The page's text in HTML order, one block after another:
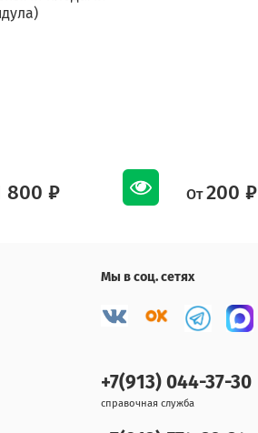
800 ₽ От 200 ₽
Мы в соц. сетях
+7(913) 044-37-30
справочная служба